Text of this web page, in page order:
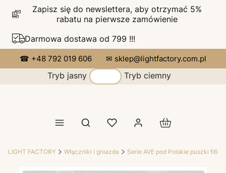
Zapisz się do newslettera, aby otrzymać 5%
rabatu na pierwsze zamówienie
Darmowa dostawa od 799 !!!
☎ +48 792 019 606 ✉ sklep@lightfactory.com.pl
Tryb jasny Tryb ciemny
Otwórz wyszukiwarkę Produkty w
LIGHT FACTORY Włączniki i gniazda Serie AVE pod Polskie puszki fi60